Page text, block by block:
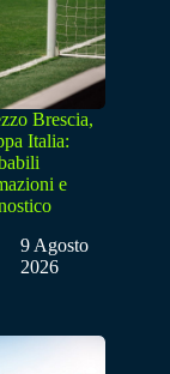
Brescia,
Italia:
e
9 Agosto
2026